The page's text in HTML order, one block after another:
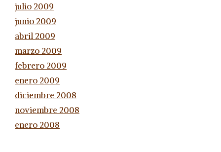
julio 2009
junio 2009
abril 2009
marzo 2009
febrero 2009
enero 2009
diciembre 2008
noviembre 2008
enero 2008